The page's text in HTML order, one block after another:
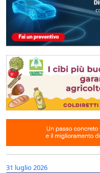
31 luglio 2026